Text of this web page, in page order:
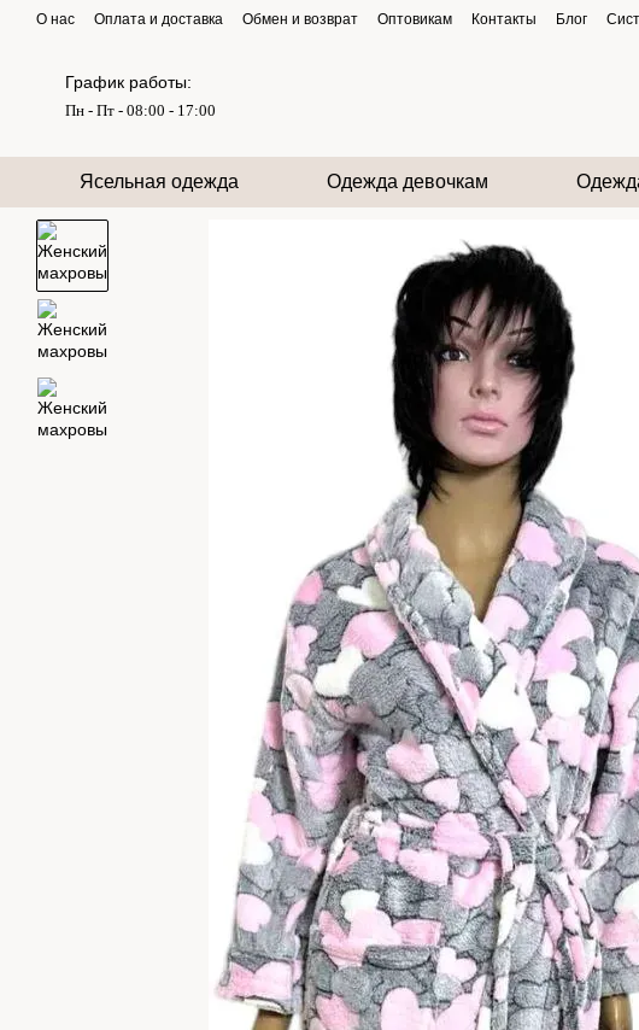
Перейти к основному контенту
О нас Оплата и доставка Обмен и возврат Оптовикам Контакты Блог
График работы:
Пн - Пт - 08:00 - 17:00
Ясельная одежда Одежда девочкам